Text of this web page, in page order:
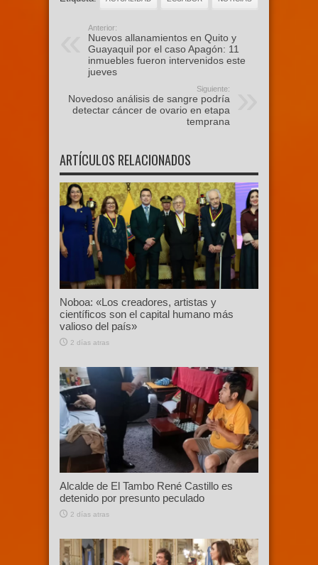
Anterior:
Nuevos allanamientos en Quito y
Guayaquil por el caso Apagón: 11
inmuebles fueron intervenidos este
jueves
Siguiente:
Novedoso análisis de sangre podría
detectar cáncer de ovario en etapa
temprana
ARTÍCULOS RELACIONADOS
Noboa: «Los creadores, artistas y
científicos son el capital humano más
valioso del país»
2 días atras
Alcalde de El Tambo René Castillo es
detenido por presunto peculado
2 días atras